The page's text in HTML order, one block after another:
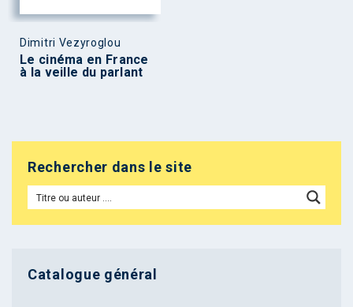
Dimitri Vezyroglou
Le cinéma en France
à la veille du parlant
Rechercher dans le site
Catalogue général